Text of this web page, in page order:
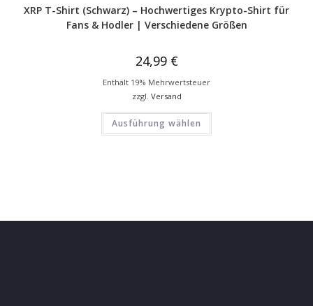
XRP T-Shirt (Schwarz) – Hochwertiges Krypto-Shirt für
Fans & Hodler | Verschiedene Größen
24,99 €
Enthält 19% Mehrwertsteuer
zzgl. Versand
Ausführung wählen